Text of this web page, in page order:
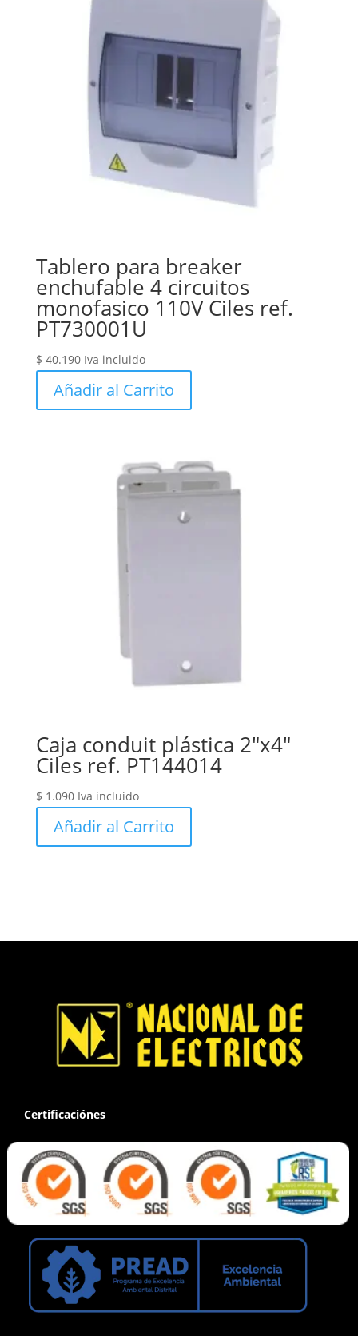
Tablero para breaker
enchufable 4 circuitos
monofasico 110V Ciles ref.
PT730001U
$ 40.190 Iva incluido
Añadir al Carrito
Caja conduit plástica 2″x4″
Ciles ref. PT144014
$ 1.090 Iva incluido
Añadir al Carrito
Certificaciónes